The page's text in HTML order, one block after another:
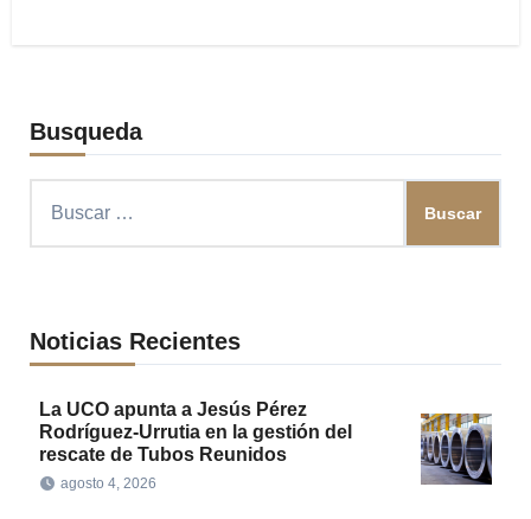
Busqueda
Noticias Recientes
La UCO apunta a Jesús Pérez
Rodríguez-Urrutia en la gestión del
rescate de Tubos Reunidos
agosto 4, 2026